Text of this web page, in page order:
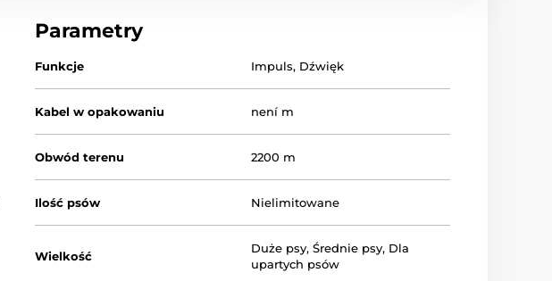
Parametry
Funkcje Impuls, Dźwięk
Kabel w opakowaniu není m
Obwód terenu 2200 m
Ilość psów Nielimitowane
Wielkość
Duże psy,Średnie psy, Dla
upartych psów